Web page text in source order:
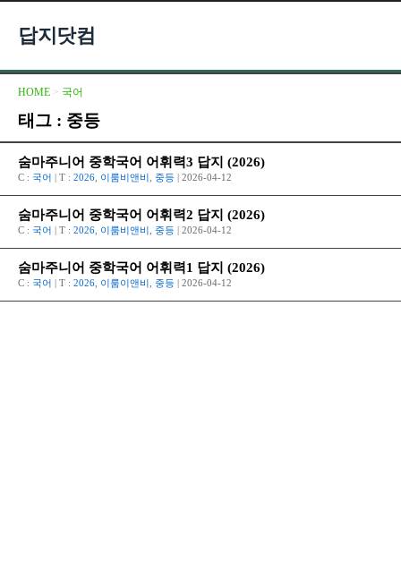
답지닷컴
HOME > 국어
태그 : 중등
숨마주니어 중학국어 어휘력3 답지 (2026)
C : 국어 | T : 2026 이룸비앤비 중등 | 2026-04-12
숨마주니어 중학국어 어휘력2 답지 (2026)
C : 국어 | T : 2026 이룸비앤비 중등 | 2026-04-12
숨마주니어 중학국어 어휘력1 답지 (2026)
C : 국어 | T : 2026 이룸이앤비 중등 | 2026-04-12